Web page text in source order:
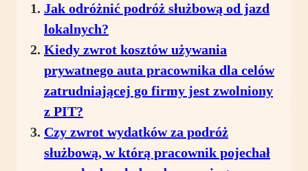
Jak odróżnić podróż służbową od jazd
lokalnych?
Kiedy zwrot kosztów używania
prywatnego auta pracownika dla celów
zatrudniającej go firmy jest zwolniony
z PIT?
Czy zwrot wydatków za podróż
służbową, w którą pracownik pojechał